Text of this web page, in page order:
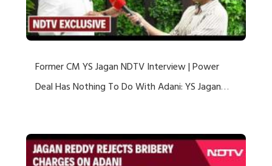
Former CM YS Jagan NDTV Interview | Power
Deal Has Nothing To Do With Adani: YS Jagan